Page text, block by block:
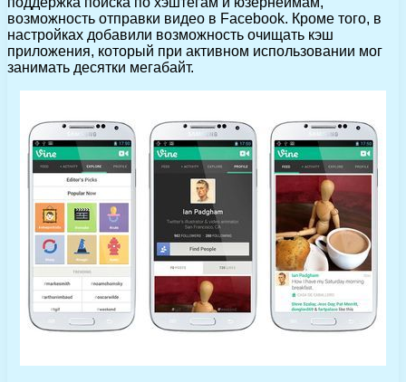
возможность отправки видео в Facebook. Кроме того, в
настройках добавили возможность очищать кэш
приложения, который при активном использовании мог
занимать десятки мегабайт.